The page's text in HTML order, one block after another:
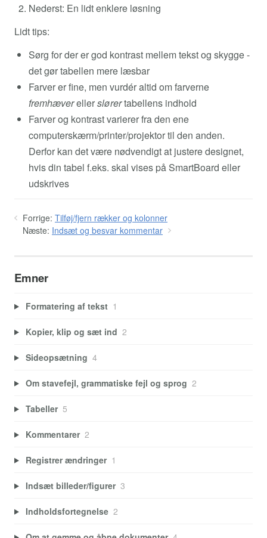
Nederst: En lidt enklere løsning
Lidt tips:
Sørg for der er god kontrast mellem tekst og skygge -
det gør tabellen mere læsbar
Farver er fine, men vurdér altid om farverne
fremhæverellerslørertabellens indhold
Farver og kontrast varierer fra den ene
computerskærm/printer/projektor til den anden.
Derfor kan det være nødvendigt at justere designet,
hvis din tabel f.eks. skal vises på SmartBoard eller
udskrives
Forrige: Tilføj/fjern rækker og kolonner
Næste: Indsæt og besvar kommentar
Emner
Formatering af tekst 1
Kopier, klip og sæt ind 2
Sideopsætning 4
Om stavefejl, grammatiske fejl og sprog 2
Tabeller 5
Kommentarer 2
Registrer ændringer 1
Indsæt billeder/figurer 3
Indholdsfortegnelse 2